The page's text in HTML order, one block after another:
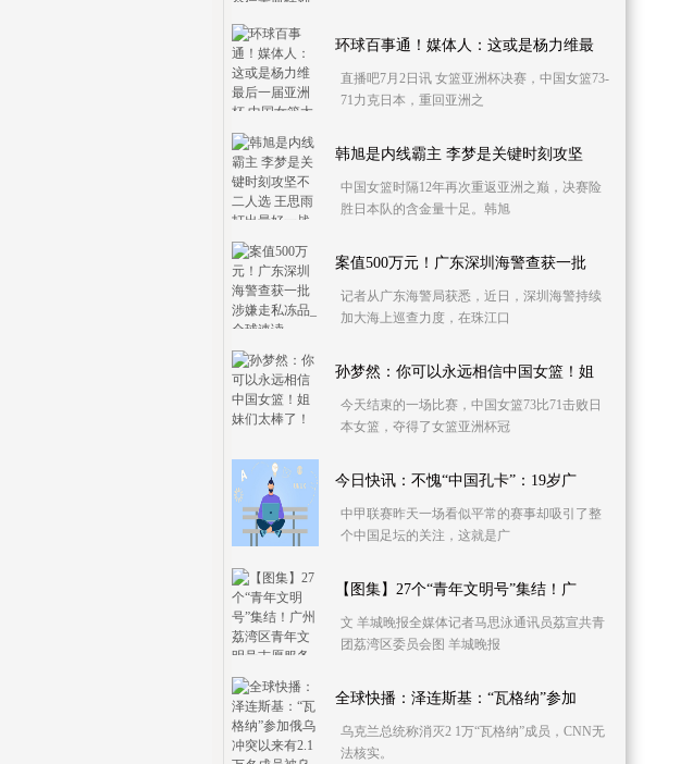
环球百事通！媒体人：这或是杨力维最
直播吧7月2日讯 女篮亚洲杯决赛，中国女篮73-
71力克日本，重回亚洲之
韩旭是内线霸主 李梦是关键时刻攻坚
中国女篮时隔12年再次重返亚洲之巅，决赛险
胜日本队的含金量十足。韩旭
案值500万元！广东深圳海警查获一批
记者从广东海警局获悉，近日，深圳海警持续
加大海上巡查力度，在珠江口
孙梦然：你可以永远相信中国女篮！姐
今天结束的一场比赛，中国女篮73比71击败日
本女篮，夺得了女篮亚洲杯冠
今日快讯：不愧“中国孔卡”：19岁广
中甲联赛昨天一场看似平常的赛事却吸引了整
个中国足坛的关注，这就是广
【图集】27个“青年文明号”集结！广
文 羊城晚报全媒体记者马思泳通讯员荔宣共青
团荔湾区委员会图 羊城晚报
全球快播：泽连斯基：“瓦格纳”参加
乌克兰总统称消灭2 1万“瓦格纳”成员，CNN无
法核实。